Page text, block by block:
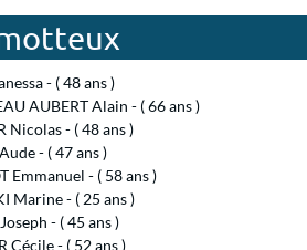
- ( 48 ans )
AUBERT Alain - ( 66 ans )
Nicolas - ( 48 ans )
- ( 47 ans )
Emmanuel - ( 58 ans )
Marine - ( 25 ans )
- ( 45 ans )
Cécile - ( 52 ans )